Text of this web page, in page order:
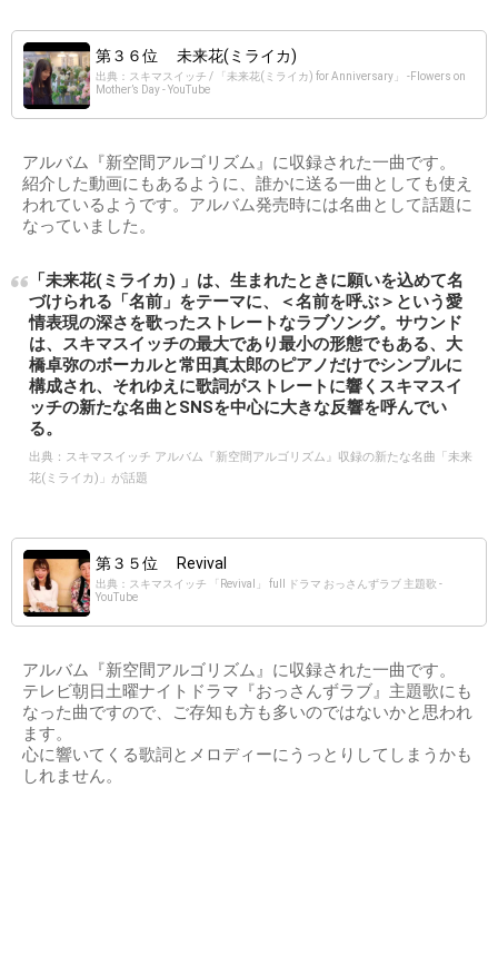
第３６位 未来花(ミライカ)
出典：スキマスイッチ / 「未来花(ミライカ) for Anniversary」 -Flowers on
Mother’s Day - YouTube
アルバム『新空間アルゴリズム』に収録された一曲です。
紹介した動画にもあるように、誰かに送る一曲としても使え
われているようです。アルバム発売時には名曲として話題に
なっていました。
「未来花(ミライカ) 」は、生まれたときに願いを込めて名
づけられる「名前」をテーマに、＜名前を呼ぶ＞という愛
情表現の深さを歌ったストレートなラブソング。サウンド
は、スキマスイッチの最大であり最小の形態でもある、大
橋卓弥のボーカルと常田真太郎のピアノだけでシンプルに
構成され、それゆえに歌詞がストレートに響くスキマスイ
ッチの新たな名曲とSNSを中心に大きな反響を呼んでい
る。
出典： スキマスイッチ アルバム『新空間アルゴリズム』収録の新たな名曲「未来
花(ミライカ)」が話題
第３５位 Revival
出典：スキマスイッチ 「Revival」 full ドラマ おっさんずラブ 主題歌 -
YouTube
アルバム『新空間アルゴリズム』に収録された一曲です。
テレビ朝日土曜ナイトドラマ『おっさんずラブ』主題歌にも
なった曲ですので、ご存知も方も多いのではないかと思われ
ます。
心に響いてくる歌詞とメロディーにうっとりしてしまうかも
しれません。